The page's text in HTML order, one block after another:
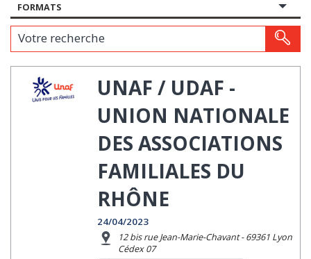
FORMATS
Votre recherche
UNAF / UDAF -
UNION NATIONALE
DES ASSOCIATIONS
FAMILIALES DU
RHÔNE
24/04/2023
12 bis rue Jean-Marie-Chavant - 69361 Lyon
Cédex 07